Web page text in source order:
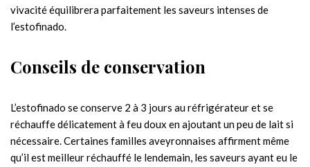
vivacité équilibrera parfaitement les saveurs intenses de
l’estofinado.
Conseils de conservation
L’estofinado se conserve 2 à 3 jours au réfrigérateur et se
réchauffe délicatement à feu doux en ajoutant un peu de lait si
nécessaire. Certaines familles aveyronnaises affirment même
qu’il est meilleur réchauffé le lendemain, les saveurs ayant eu le